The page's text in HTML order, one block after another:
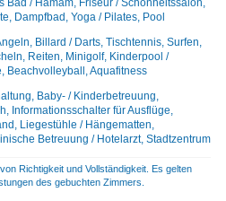
Dampfbad, Yoga / Pilates, Pool
Billard / Darts, Tischtennis, Surfen,
Reiten, Minigolf, Kinderpool /
Beachvolleyball, Aquafitness
Baby- / Kinderbetreuung,
Informationsschalter für Ausflüge,
Liegestühle / Hängematten,
Betreuung / Hotelarzt, Stadtzentrum
Richtigkeit und Vollständigkeit. Es gelten
des gebuchten Zimmers.